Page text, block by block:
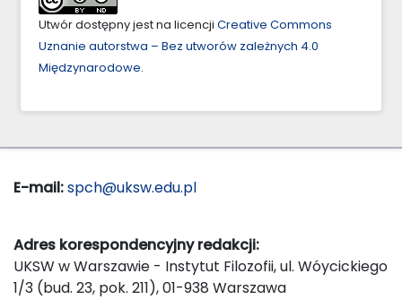
Utwór dostępny jest na licencji Creative Commons
Uznanie autorstwa – Bez utworów zależnych 4.0
Międzynarodowe.
E-mail:spch@uksw.edu.pl
Adres korespondencyjny redakcji:
UKSW w Warszawie - Instytut Filozofii, ul. Wóycickiego
1/3 (bud. 23, pok. 211), 01-938 Warszawa